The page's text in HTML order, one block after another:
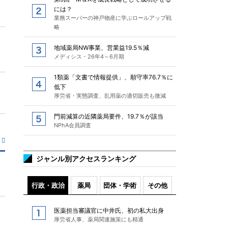
には？
業務スーパーの神戸物産に学ぶロールアップ戦
略
地域薬局NW事業、営業益19.5％減
メディシス・26年4～6月期
1類薬「文書で情報提供」、順守率76.7％に
低下
厚労省・実態調査、乱用薬の適切販売も微減
門前減算の近隣薬局要件、19.7％が該当
NPhA会員調査
ジャンル別アクセスランキング
行政・政治 薬局 団体・学術 その他
医薬担当審議官に中井氏、初の私大出身
厚労省人事、薬局関連施策にも精通